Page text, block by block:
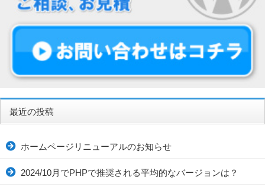
最近の投稿
ホームページリニューアルのお知らせ
2024/10月でPHPで推奨される平均的なバージョンは？